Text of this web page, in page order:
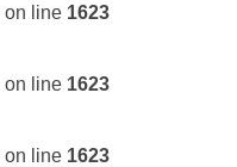
on line 1623
on line 1623
on line 1623